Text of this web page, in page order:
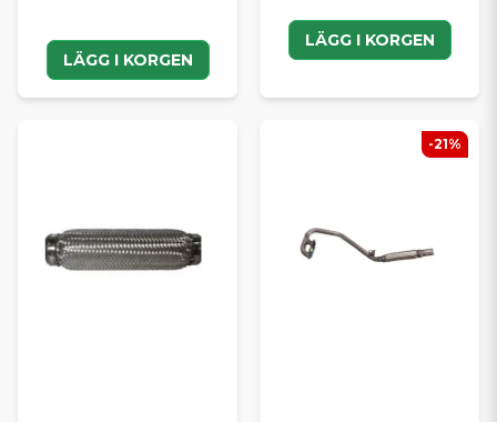
LÄGG I KORGEN
LÄGG I KORGEN
-21%